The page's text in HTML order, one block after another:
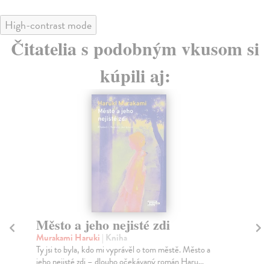
High-contrast mode
Čitatelia s podobným vkusom si
kúpili aj:
Město a jeho nejisté zdi
Murakami Haruki | Kniha
Ty jsi to byla, kdo mi vyprávěl o tom městě. Město a